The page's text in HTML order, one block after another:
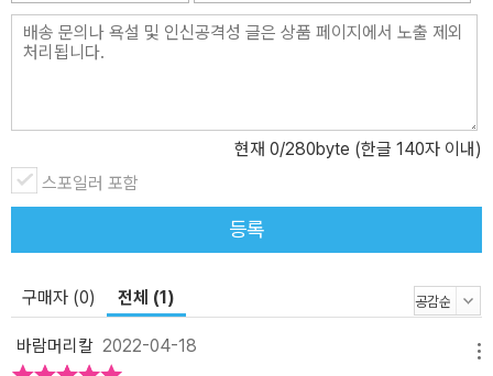
한 번영이 20세기 중반까지 지속되었다. 그러나 오늘날 번영은 수십
년에 걸쳐 약화되었다. 펠프스는 이것이 근대 경제의 기반이 되는 근
따르면 지금 우리가 당면한 가장 절박한 과제는 근대적 가치관을, <
자생적 혁신>을 되살리는 것이다. 아래로부터의 혁신과 그것을 장려
하는 문화와 제도가 국가 번영의 핵심이라고 주장하는 이 책은, 중국
의 리커창(李克强) 총리에게 영향을 미쳐 이른바 창커(創客, 혁신
창업자) 열풍을 불러일으킨 것으로 특히 잘 알려져 있다. 경제적 역동
점은 막대하고도 끝이 없는 영감을 준다. 번영의 기원, 근대 경제란 무
펠프스는 자본주의 대신 근대 경제라는 용어를 사용한다. 그가 번영
현재 0/280byte (한글 140자 이내)
스포일러 포함
등록
구매자 (0) 전체 (1)
바람머리칼 2022-04-18